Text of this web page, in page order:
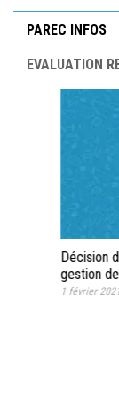
PAREC INFOS
EVALUATION
Décision
gestion
1 février 2021